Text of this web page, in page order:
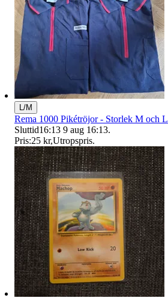
L/M
Rema 1000 Pikétröjor - Storlek M och L
Sluttid16:13 9 aug 16:13.
Pris:25 kr,Utropspris.